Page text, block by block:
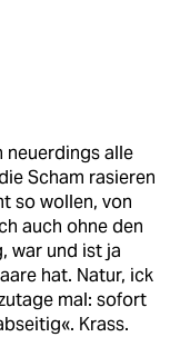
neuerdings alle
Scham rasieren
so wollen, von
auch ohne den
war und ist ja
hat. Natur, ick
mal: sofort
Krass.